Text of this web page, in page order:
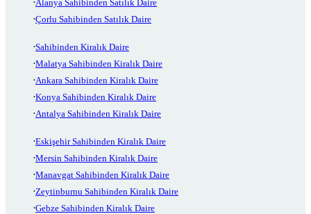
Alanya Sahibinden Satılık Daire
Çorlu Sahibinden Satılık Daire
Sahibinden Kiralık Daire
Malatya Sahibinden Kiralık Daire
Ankara Sahibinden Kiralık Daire
Konya Sahibinden Kiralık Daire
Antalya Sahibinden Kiralık Daire
Eskişehir Sahibinden Kiralık Daire
Mersin Sahibinden Kiralık Daire
Manavgat Sahibinden Kiralık Daire
Zeytinburnu Sahibinden Kiralık Daire
Gebze Sahibinden Kiralık Daire